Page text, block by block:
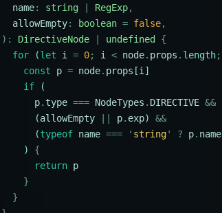
  name
: string RegExp,
  allowEmpty
: boolean = false,
):
DirectiveNode undefined
{
  for
(let i = 0; i < node. props . length;
    const
p = node. props [i ]
    if
(
      p
. type === NodeTypes . DIRECTIVE &&
      (
allowEmpty p. exp) &&
      (
typeof name === ' string' ? p. name
    )
{
      return
p
    }
  }